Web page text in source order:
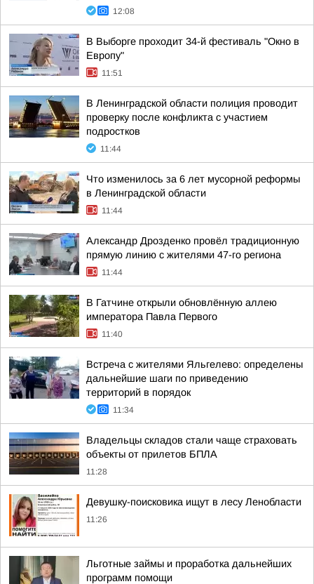
12:08
В Выборге проходит 34-й фестиваль "Окно в
Европу"
11:51
В Ленинградской области полиция проводит
проверку после конфликта с участием
подростков
11:44
Что изменилось за 6 лет мусорной реформы
в Ленинградской области
11:44
Александр Дрозденко провёл традиционную
прямую линию с жителями 47-го региона
11:44
В Гатчине открыли обновлённую аллею
императора Павла Первого
11:40
Встреча с жителями Яльгелево: определены
дальнейшие шаги по приведению
территорий в порядок
11:34
Владельцы складов стали чаще страховать
объекты от прилетов БПЛА
11:28
Девушку-поисковика ищут в лесу Ленобласти
11:26
Льготные займы и проработка дальнейших
программ помощи